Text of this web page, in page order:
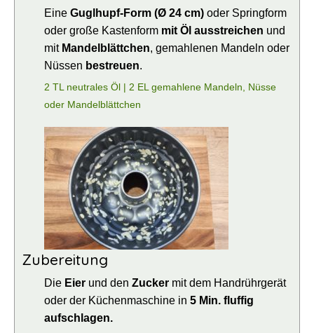
Eine Guglhupf-Form (Ø 24 cm) oder Springform
oder große Kastenform mit Öl ausstreichen und
mit Mandelblättchen, gemahlenen Mandeln oder
Nüssen bestreuen.
2 TL neutrales Öl | 2 EL gemahlene Mandeln, Nüsse
oder Mandelblättchen
Zubereitung
Die Eier und den Zucker mit dem Handrührgerät
oder der Küchenmaschine in 5 Min. fluffig
aufschlagen.